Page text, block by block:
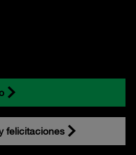
felicitaciones